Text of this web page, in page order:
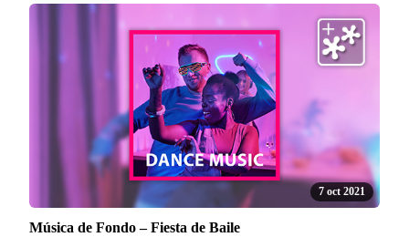
7 oct 2021
Música de Fondo – Fiesta de Baile